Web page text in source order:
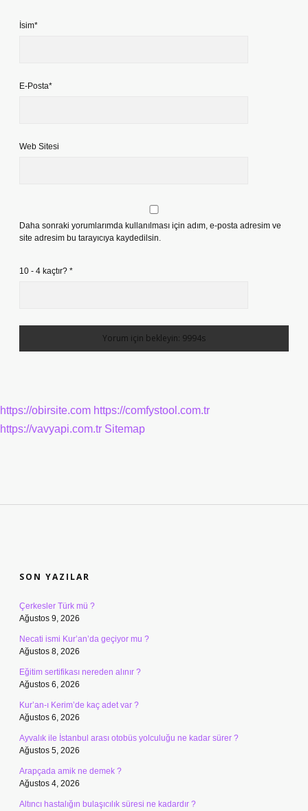
İsim*
E-Posta*
Web Sitesi
Daha sonraki yorumlarımda kullanılması için adım, e-posta adresim ve
site adresim bu tarayıcıya kaydedilsin.
10 - 4 kaçtır? *
https://obirsite.com https://comfystool.com.tr
https://vavyapi.com.tr Sitemap
SON YAZILAR
Çerkesler Türk mü ?
Ağustos 9, 2026
Necati ismi Kur’an’da geçiyor mu ?
Ağustos 8, 2026
Eğitim sertifikası nereden alınır ?
Ağustos 6, 2026
Kur’an-ı Kerim’de kaç adet var ?
Ağustos 6, 2026
Ayvalık ile İstanbul arası otobüs yolculuğu ne kadar sürer ?
Ağustos 5, 2026
Arapçada amik ne demek ?
Ağustos 4, 2026
Altıncı hastalığın bulaşıcılık süresi ne kadardır ?